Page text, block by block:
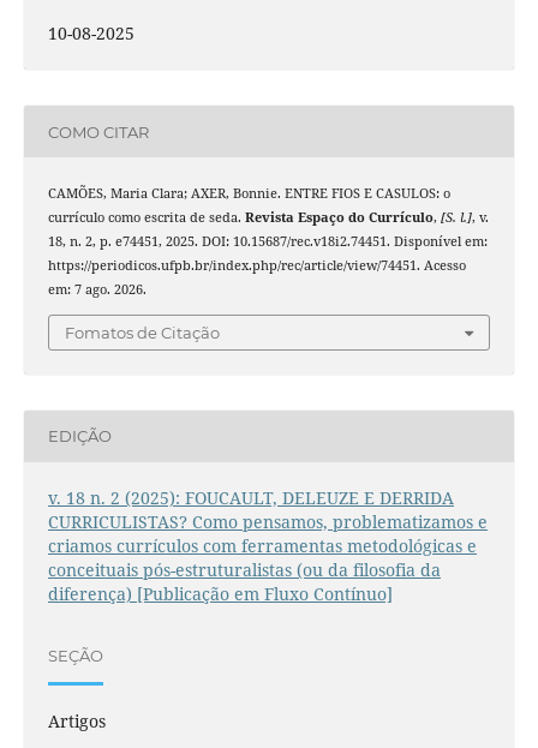
10-08-2025
COMO CITAR
CAMÕES, Maria Clara; AXER, Bonnie. ENTRE FIOS E CASULOS: o
currículo como escrita de seda. Revista Espaço do Currículo, [S. l.], v.
18, n. 2, p. e74451, 2025. DOI: 10.15687/rec.v18i2.74451. Disponível em:
https://periodicos.ufpb.br/index.php/rec/article/view/74451. Acesso
em: 7 ago. 2026.
Fomatos de Citação
EDIÇÃO
v. 18 n. 2 (2025): FOUCAULT, DELEUZE E DERRIDA
CURRICULISTAS? Como pensamos, problematizamos e
criamos currículos com ferramentas metodológicas e
conceituais pós-estruturalistas (ou da filosofia da
diferença) [Publicação em Fluxo Contínuo]
SEÇÃO
Artigos